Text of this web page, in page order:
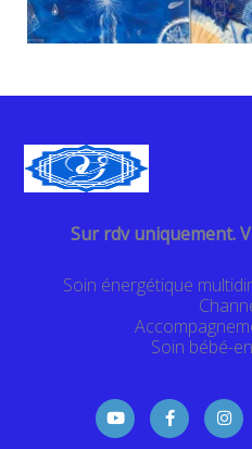
Sur rdv uniquement.
Soin énergétique
Soin bébé-
Y
o
u
F
a
c
I
n
s